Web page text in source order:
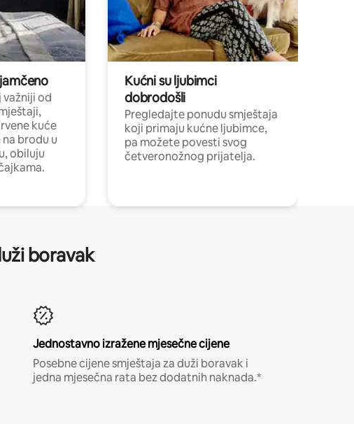
važniji od
kuće
brodu u
obiluju
Kućni su ljubimci
dobrodošli
Pregledajte ponudu smještaja
koji primaju kućne ljubimce,
pa možete povesti svog
četveronožnog prijatelja.
boravak
Jednostavno izražene mjesečne cijene
Posebne cijene smještaja za duži boravak i
jedna mjesečna rata bez dodatnih naknada.*